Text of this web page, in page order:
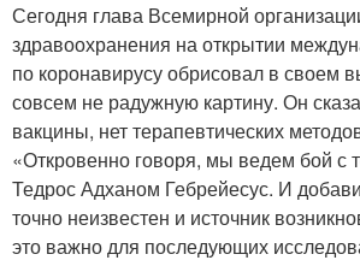
Сегодня глава Всемирной
здравоохранения на открытии
по коронавирусу обрисовал в своем
совсем не радужную картину. Он
вакцины, нет терапевтических
«Откровенно говоря, мы ведем бой с
Тедрос Адханом Гебрейесус. И
точно неизвестен и источник
это важно для последующих